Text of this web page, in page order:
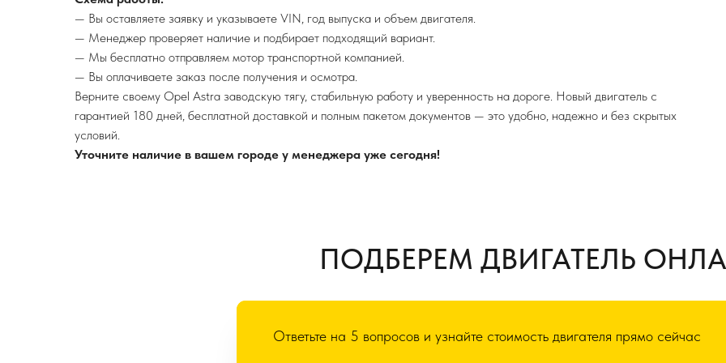
— Вы оставляете заявку и указываете VIN, год выпуска и объем двигателя.
— Менеджер проверяет наличие и подбирает подходящий вариант.
— Мы бесплатно отправляем мотор транспортной компанией.
— Вы оплачиваете заказ после получения и осмотра.
Верните своему Opel Astra заводскую тягу, стабильную работу и уверенность на дороге. Новый двигатель с
гарантией 180 дней, бесплатной доставкой и полным пакетом документов — это удобно, надежно и без скрытых
условий.
Уточните наличие в вашем городе у менеджера уже сегодня!
ПОДБЕРЕМ ДВИГАТЕЛЬ
Ответьте на 5 вопросов и узнайте стоимость двигателя прямо сейчас